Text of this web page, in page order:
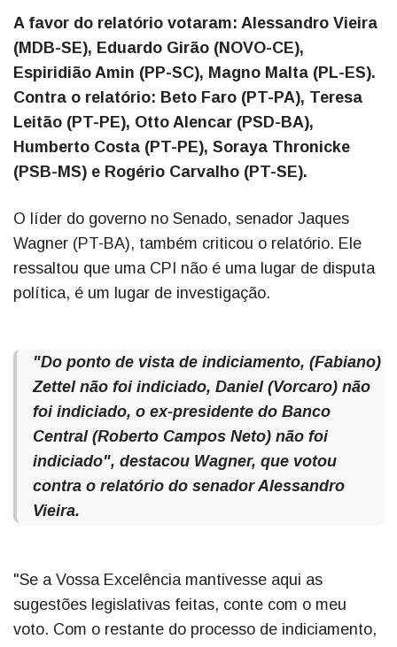
A favor do relatório votaram: Alessandro Vieira
(MDB-SE), Eduardo Girão (NOVO-CE),
Espiridião Amin (PP-SC), Magno Malta (PL-ES).
Contra o relatório: Beto Faro (PT-PA), Teresa
Leitão (PT-PE), Otto Alencar (PSD-BA),
Humberto Costa (PT-PE), Soraya Thronicke
(PSB-MS) e Rogério Carvalho (PT-SE).
O líder do governo no Senado, senador Jaques
Wagner (PT-BA), também criticou o relatório. Ele
ressaltou que uma CPI não é uma lugar de disputa
política, é um lugar de investigação.
"Do ponto de vista de indiciamento, (Fabiano)
Zettel não foi indiciado, Daniel (Vorcaro) não
foi indiciado, o ex-presidente do Banco
Central (Roberto Campos Neto) não foi
indiciado", destacou Wagner, que votou
contra o relatório do senador Alessandro
Vieira.
"Se a Vossa Excelência mantivesse aqui as
sugestões legislativas feitas, conte com o meu
voto. Com o restante do processo de indiciamento,